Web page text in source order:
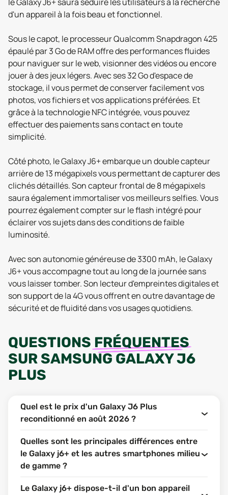
d'un appareil à la fois beau et fonctionnel.
Sous le capot, le processeur Qualcomm Snapdragon 425
épaulé par 3 Go de RAM offre des performances fluides
pour naviguer sur le web, visionner des vidéos ou encore
jouer à des jeux légers. Avec ses 32 Go d'espace de
stockage, il vous permet de conserver facilement vos
photos, vos fichiers et vos applications préférées. Et
grâce à la technologie NFC intégrée, vous pouvez
effectuer des paiements sans contact en toute
simplicité.
Côté photo, le Galaxy J6+ embarque un double capteur
arrière de 13 mégapixels vous permettant de capturer des
clichés détaillés. Son capteur frontal de 8 mégapixels
saura également immortaliser vos meilleurs selfies. Vous
pourrez également compter sur le flash intégré pour
éclairer vos sujets dans des conditions de faible
luminosité.
Avec son autonomie généreuse de 3300 mAh, le Galaxy
J6+ vous accompagne tout au long de la journée sans
vous laisser tomber. Son lecteur d'empreintes digitales et
son support de la 4G vous offrent en outre davantage de
sécurité et de fluidité dans vos usages quotidiens.
QUESTIONS FRÉQUENTES
SURSAMSUNG GALAXY J6
PLUS
Quel est le prix d'un Galaxy J6 Plus
reconditionné en août 2026 ?
Quelles sont les principales différences entre
le Galaxy j6+ et les autres smartphones milieu
de gamme ?
Le Galaxy j6+ dispose-t-il d'un bon appareil